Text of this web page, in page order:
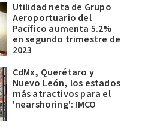
Utilidad neta de Grupo
Aeroportuario del
Pacífico aumenta 5.2%
en segundo trimestre de
2023
CdMx, Querétaro y
Nuevo León, los estados
más atractivos para el
'nearshoring': IMCO